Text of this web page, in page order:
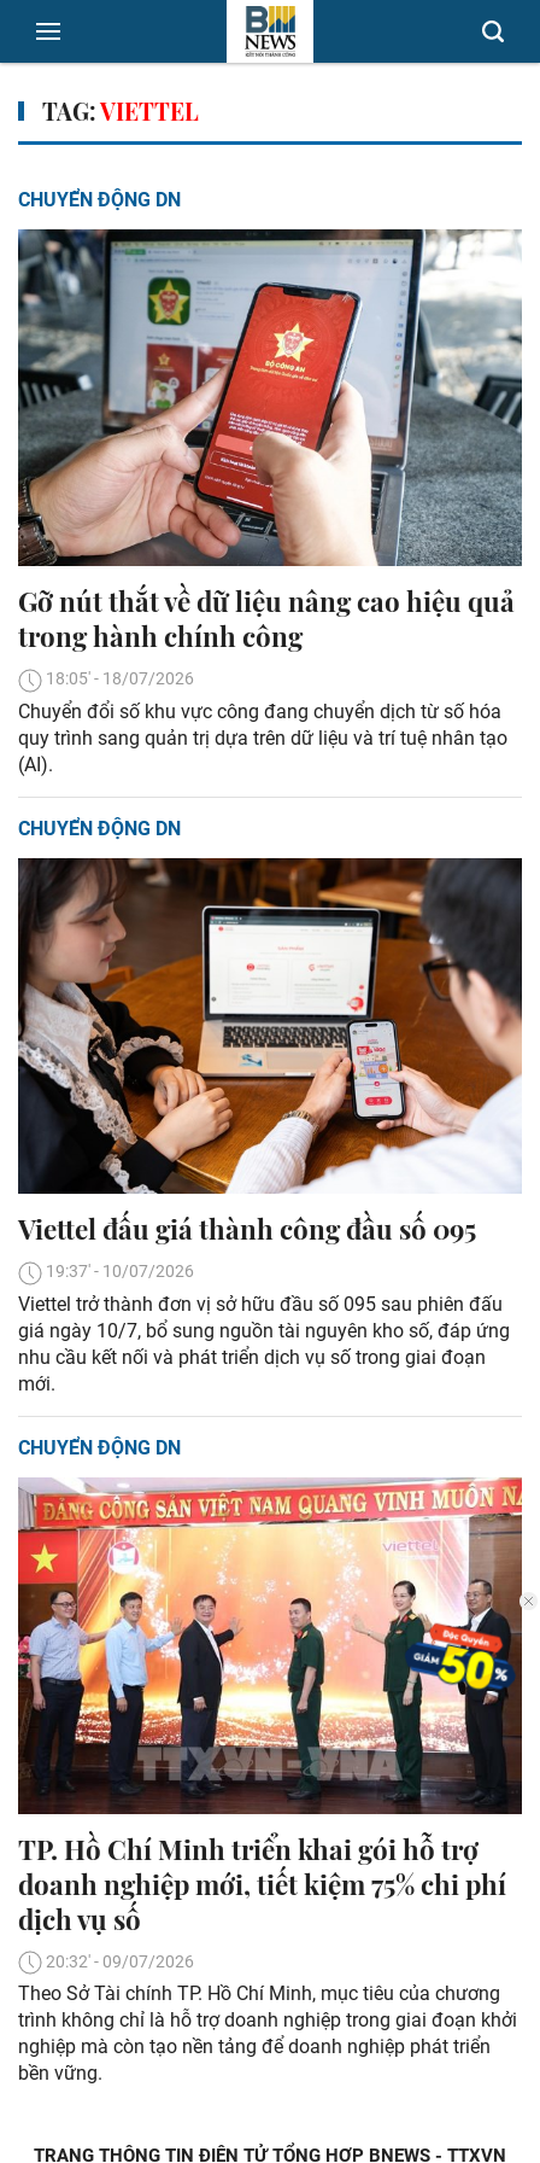
TAG:VIETTEL
CHUYỂN ĐỘNG DN
Gỡ nút thắt về dữ liệu nâng cao hiệu quả
trong hành chính công
18:05' - 18/07/2026
Chuyển đổi số khu vực công đang chuyển dịch từ số hóa
quy trình sang quản trị dựa trên dữ liệu và trí tuệ nhân tạo
(AI).
CHUYỂN ĐỘNG DN
Viettel đấu giá thành công đầu số 095
19:37' - 10/07/2026
Viettel trở thành đơn vị sở hữu đầu số 095 sau phiên đấu
giá ngày 10/7, bổ sung nguồn tài nguyên kho số, đáp ứng
nhu cầu kết nối và phát triển dịch vụ số trong giai đoạn
mới.
CHUYỂN ĐỘNG DN
TP. Hồ Chí Minh triển khai gói hỗ trợ
doanh nghiệp mới, tiết kiệm 75% chi phí
dịch vụ số
20:32' - 09/07/2026
Theo Sở Tài chính TP. Hồ Chí Minh, mục tiêu của chương
trình không chỉ là hỗ trợ doanh nghiệp trong giai đoạn khởi
nghiệp mà còn tạo nền tảng để doanh nghiệp phát triển
bền vững.
TRANG THÔNG TIN ĐIỆN TỬ TỔNG HỢP BNEWS - TTXVN